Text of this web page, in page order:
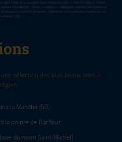
textile et accessoires dans la Manvhe (50) - T-Shirt homme et femme -
Granville (50) - eshop La Marque - Vêtements made in Normandie La
et doudoune homme et femme - Vêtements et bavoirs pour bébé près de
(50)
sélection des plus beaux sites à
la Manche (50)
la pointe de Barfleur
du mont Saint-Michel)